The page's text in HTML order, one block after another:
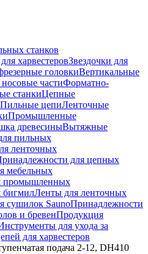
станков
харвестеровЗвездочки для
головкиВертикальные
частиФорматно-
станкиЦепные
Пильные цепиЛенточные
Промышленные
древесиныВытяжные
пильных
ленточных
для цепных
мебельных
промышленных
бигмилЛенты для ленточных
сушилок SaunoПринадлежности
и бревенПродукция
для ухода за
для харвестеров
​​подача 2-12, DH410